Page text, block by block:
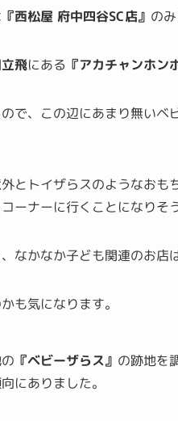
『西松屋 府中四谷SC店』 の
飛にある 『アカチャンホン
で、この辺にあまり無いベ
とトイザらスのようなお
ーナーに行くことになりそ
なかなか子ども関連のお店
も気になります。
『ベビーザらス』 の跡地を
にありました。